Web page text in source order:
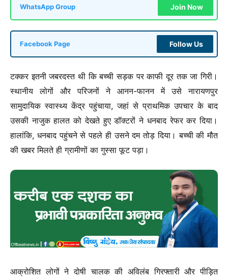
WhatsApp Group Join Now
Facebook Page Follow Us
टक्कर इतनी जबरदस्त थी कि बच्ची सड़क पर काफी दूर तक जा गिरी।
स्थानीय लोगों और परिजनों ने आनन-फानन में उसे नारायणपुर
सामुदायिक स्वास्थ्य केंद्र पहुंचाया, जहां से प्राथमिक उपचार के बाद
उसकी नाजुक हालत को देखते हुए डॉक्टरों ने धनबाद रेफर कर दिया।
हालांकि, धनबाद पहुंचने से पहले ही उसने दम तोड़ दिया। बच्ची की मौत
की खबर मिलते ही ग्रामीणों का गुस्सा फूट पड़ा।
आक्रोशित लोगों ने दोषी चालक की अविलंब गिरफ्तारी और पीड़ित